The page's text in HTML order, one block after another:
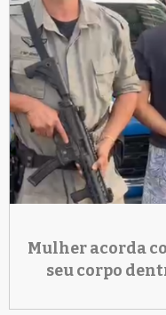
Mulher acorda
seu corpo